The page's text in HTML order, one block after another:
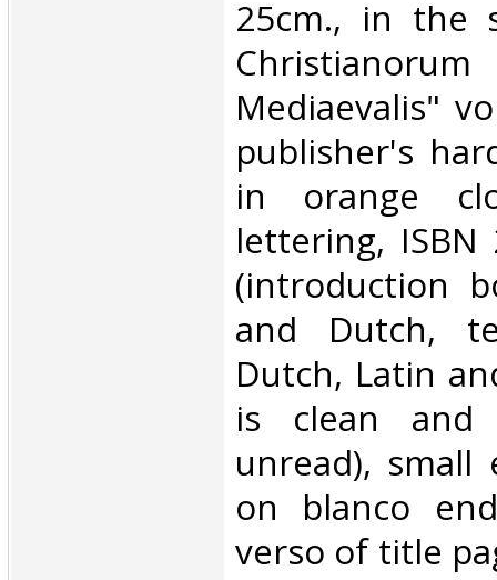
25cm., in the
Mediaevalis"
publisher's
in orange
lettering, ISBN
(introduction
and Dutch,
Dutch, Latin
is clean and
unread), small
on blanco
verso of title